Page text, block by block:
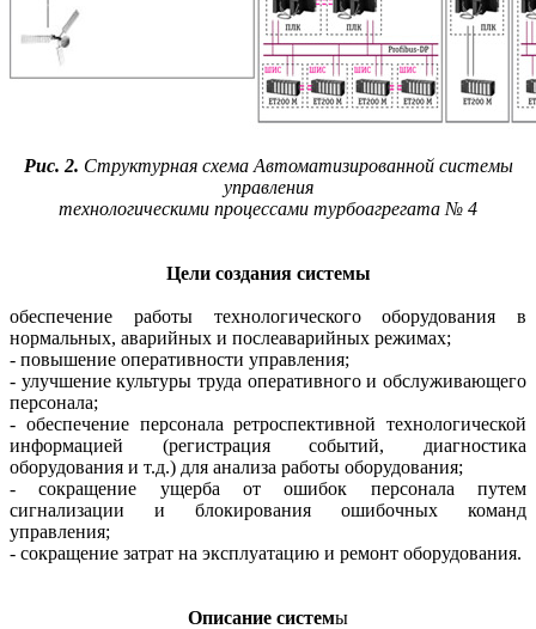
Рис. 2. Структурная схема Автоматизированной системы
управления
технологическими процессами турбоагрегата № 4
Цели создания системы
обеспечение работы технологического оборудования в
нормальных, аварийных и послеаварийных режимах;
- повышение оперативности управления;
- улучшение культуры труда оперативного и обслуживающего
персонала;
- обеспечение персонала ретроспективной технологической
информацией (регистрация событий, диагностика
оборудования и т.д.) для анализа работы оборудования;
- сокращение ущерба от ошибок персонала путем
сигнализации и блокирования ошибочных команд
управления;
- сокращение затрат на эксплуатацию и ремонт оборудования.
Описание системы